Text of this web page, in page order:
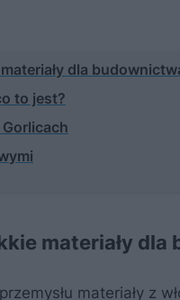
dla
to jest?
materiały
materiały z